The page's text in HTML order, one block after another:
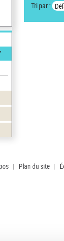
Tri par :
| Plan du site |